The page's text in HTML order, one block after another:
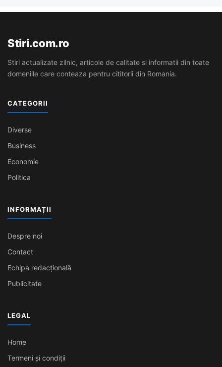
Stiri.com.ro
Stiri actualizate zilnic, articole de calitate si informatii din toate
domeniile care conteaza pentru cititorii din Romania.
CATEGORII
Diverse
Business
Economie
Politica
INFORMAȚII
Despre noi
Contact
Echipa redacțională
Publicitate
LEGAL
Home
Termeni și condiții